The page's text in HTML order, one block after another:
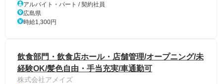
アルバイト・パート / 契約社員
広島県
時給1,300円
飲食部門・飲食店ホール・店舗管理/オープニング/未
経験OK/髪色自由・手当充実/車通勤可
株式会社アメイズ